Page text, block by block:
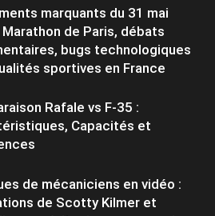
marquants du 31 mai
Marathon de Paris, débats
bugs technologiques
sportives en France
Rafale vs F-35 :
Capacités et
de mécaniciens en vidéo :
de Scotty Kilmer et